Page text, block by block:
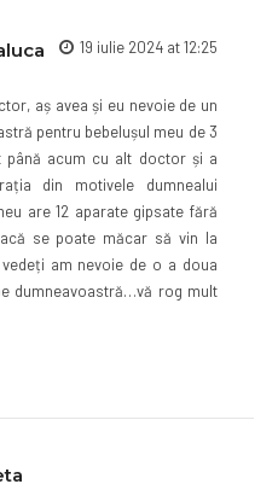
19 iulie 2024 at 12:25
aș avea și eu nevoie de un
pentru bebelușul meu de 3
până acum cu alt doctor și a
din motivele dumnealui
are 12 aparate gipsate fără
se poate măcar să vin la
am nevoie de o a doua
dumneavoastră…vă rog mult